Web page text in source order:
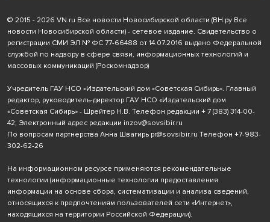
© 2015 - 2026 VN.ru Все новости Новосибирской области (ВН.ру Все
новости Новосибирской области) - сетевое издание. Свидетельство о
регистрации СМИ ЭЛ № ФС 77-66488 от 14.07.2016 выдано Федеральной
службой по надзору в сфере связи, информационных технологий и
массовых коммуникаций (Роскомнадзор)
Учредитель ГАУ НСО «Издательский дом «Советская Сибирь». Главный
редактор, руководитель-директор ГАУ НСО «Издательский дом
«Советская Сибирь» - Шрейтер Н.В. Телефон редакции + 7 (383) 314-00-
42; Электронный адрес редакции inzov@sovsibir.ru
По вопросам партнерства Анна Швагирь pr@sovsibir.ru Телефон +7-983-
302-62-26
На информационном ресурсе применяются рекомендательные
технологии (информационные технологии предоставления
информации на основе сбора, систематизации и анализа сведений,
относящихся к предпочтениям пользователей сети «Интернет»,
находящихся на территории Российской Федерации).